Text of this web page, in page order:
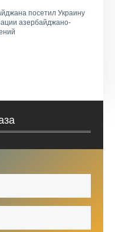
посетил Украину
азербайджано-